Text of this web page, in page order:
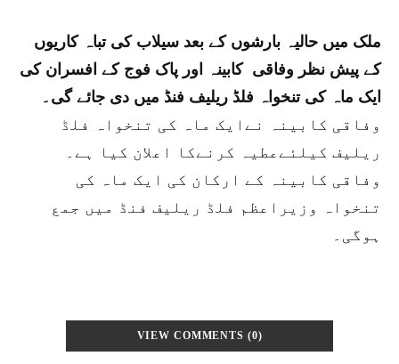
ملک میں حالیہ بارشوں کے بعد سیلاب کی تباہ کاریوں
کے پیش نظر وفاقی کابینہ اور پاک فوج کے افسران کی
ایک ماہ کی تنخواہ فلڈ ریلیف فنڈ میں دی جائے گی۔
وفاقی کابینہ نےایک ماہ کی تنخواہ فلڈ
ریلیف کیلئےعطیہ کرنےکا اعلان کیا ہے۔
وفاقی کابینہ کے ارکان کی ایک ماہ کی
تنخواہ وزیراعظم فلڈ ریلیف فنڈ میں جمع
ہوگی۔
VIEW COMMENTS (0)